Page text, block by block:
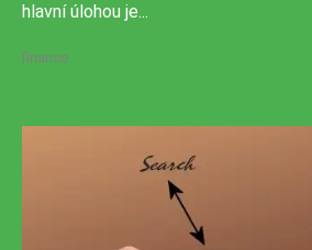
hlavní úlohou je...
finance